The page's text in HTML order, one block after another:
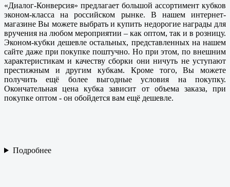
«Диалог-Конверсия» предлагает большой ассортимент кубков
эконом-класса на российском рынке. В нашем интернет-
магазине Вы можете выбрать и купить недорогие награды для
вручения на любом мероприятии – как оптом, так и в розницу.
Эконом-кубки дешевле остальных, представленных на нашем
сайте даже при покупке поштучно. Но при этом, по внешним
характеристикам и качеству сборки они ничуть не уступают
престижным и другим кубкам. Кроме того, Вы можете
получить ещё более выгодные условия на покупку.
Окончательная цена кубка зависит от объема заказа, при
покупке оптом - он обойдется вам ещё дешевле.
Подробнее